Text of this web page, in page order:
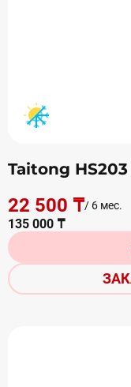
Taitong HS203
22 500 ₸/ 6 мес.
135 000 ₸